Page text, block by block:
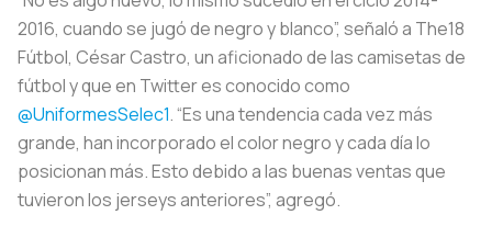
2016, cuando se jugó de negro y blanco”, señaló a The18
Fútbol, César Castro, un aficionado de las camisetas de
fútbol y que en Twitter es conocido como
@UniformesSelec1. “Es una tendencia cada vez más
grande, han incorporado el color negro y cada día lo
posicionan más. Esto debido a las buenas ventas que
tuvieron los jerseys anteriores”, agregó.